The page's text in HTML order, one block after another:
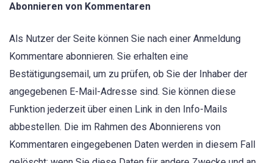
Abonnieren von Kommentaren
Als Nutzer der Seite können Sie nach einer Anmeldung
Kommentare abonnieren. Sie erhalten eine
Bestätigungsemail, um zu prüfen, ob Sie der Inhaber der
angegebenen E-Mail-Adresse sind. Sie können diese
Funktion jederzeit über einen Link in den Info-Mails
abbestellen. Die im Rahmen des Abonnierens von
Kommentaren eingegebenen Daten werden in diesem Fall